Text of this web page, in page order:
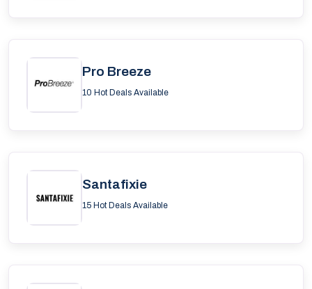
Pro Breeze
10 Hot Deals Available
Santafixie
15 Hot Deals Available